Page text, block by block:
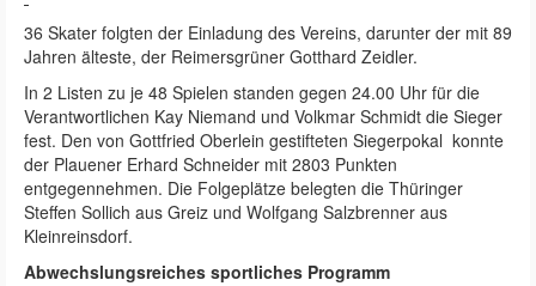
36 Skater folgten der Einladung des Vereins, darunter der mit 89
Jahren älteste, der Reimersgrüner Gotthard Zeidler.
In 2 Listen zu je 48 Spielen standen gegen 24.00 Uhr für die
Verantwortlichen Kay Niemand und Volkmar Schmidt die Sieger
fest. Den von Gottfried Oberlein gestifteten Siegerpokal konnte
der Plauener Erhard Schneider mit 2803 Punkten
entgegennehmen. Die Folgeplätze belegten die Thüringer
Steffen Sollich aus Greiz und Wolfgang Salzbrenner aus
Kleinreinsdorf.
Abwechslungsreiches sportliches Programm